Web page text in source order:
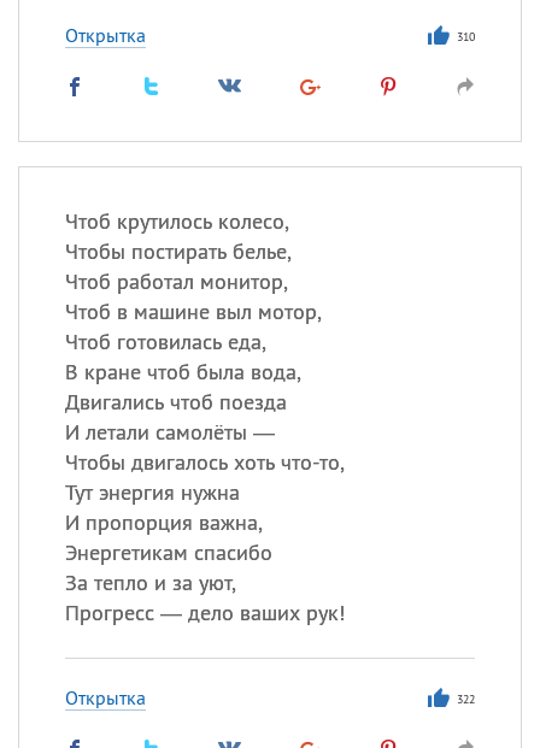
Открытка 310
Чтоб крутилось колесо,
Чтобы постирать белье,
Чтоб работал монитор,
Чтоб в машине выл мотор,
Чтоб готовилась еда,
В кране чтоб была вода,
Двигались чтоб поезда
И летали самолёты —
Чтобы двигалось хоть что-то,
Тут энергия нужна
И пропорция важна,
Энергетикам спасибо
За тепло и за уют,
Прогресс — дело ваших рук!
Открытка 322